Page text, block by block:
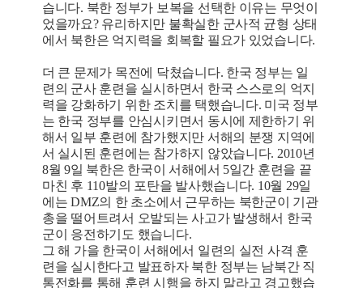
습니다. 북한 정부가 보복을 선택한 이유는 무엇이
었을까요? 유리하지만 불확실한 군사적 균형 상태
에서 북한은 억지력을 회복할 필요가 있었습니다.
더 큰 문제가 목전에 닥쳤습니다. 한국 정부는 일
련의 군사 훈련을 실시하면서 한국 스스로의 억지
력을 강화하기 위한 조치를 택했습니다. 미국 정부
는 한국 정부를 안심시키면서 동시에 제한하기 위
해서 일부 훈련에 참가했지만 서해의 분쟁 지역에
서 실시된 훈련에는 참가하지 않았습니다. 2010년
8월 9일 북한은 한국이 서해에서 5일간 훈련을 끝
마친 후 110발의 포탄을 발사했습니다. 10월 29일
에는 DMZ의 한 초소에서 근무하는 북한군이 기관
총을 떨어트려서 오발되는 사고가 발생해서 한국
군이 응전하기도 했습니다.
그 해 가을 한국이 서해에서 일련의 실전 사격 훈
련을 실시한다고 발표하자 북한 정부는 남북간 직
통전화를 통해 훈련 시행을 하지 말라고 경고했습